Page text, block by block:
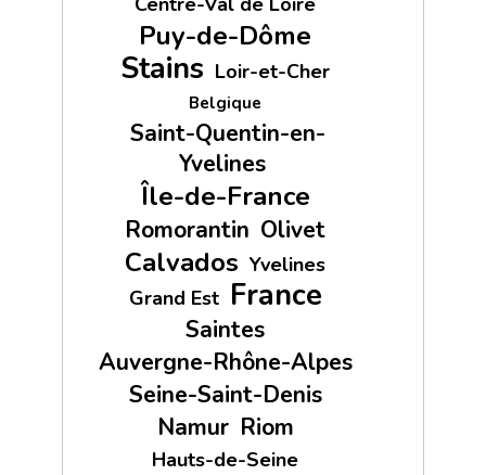
Puy-de-Dôme
Stains Loir-et-Cher
Belgique
Saint-Quentin-en-
Yvelines
Île-de-France
Romorantin Olivet
Calvados Yvelines
Grand Est France
Saintes
Auvergne-Rhône-Alpes
Seine-Saint-Denis
Namur Riom
Hauts-de-Seine